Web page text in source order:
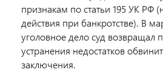
признакам по статьи 195 УК РФ
действия при банкротстве). В
уголовное дело суд возвращал
устранения недостатков
заключения.